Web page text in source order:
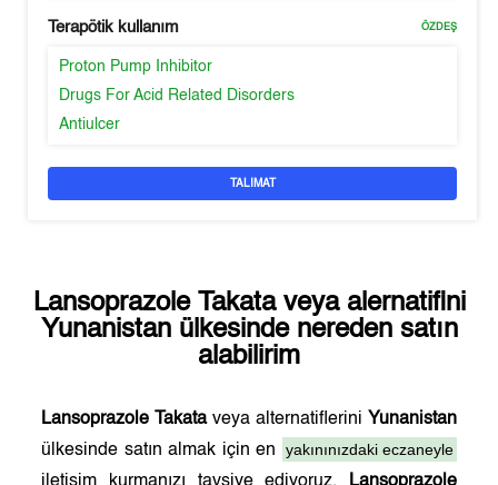
Terapötik kullanım ÖZDEŞ
Proton Pump Inhibitor
Drugs For Acid Related Disorders
Antiulcer
TALIMAT
Lansoprazole Takataveya alernatifini
Yunanistanülkesinde nereden satın
alabilirim
Lansoprazole Takataveya alternatiflerini Yunanistan
ülkesinde satın almak için en
yakınınızdaki eczaneyle